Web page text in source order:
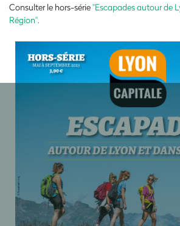
Consulter le hors-série"Escapades autour de
Région".